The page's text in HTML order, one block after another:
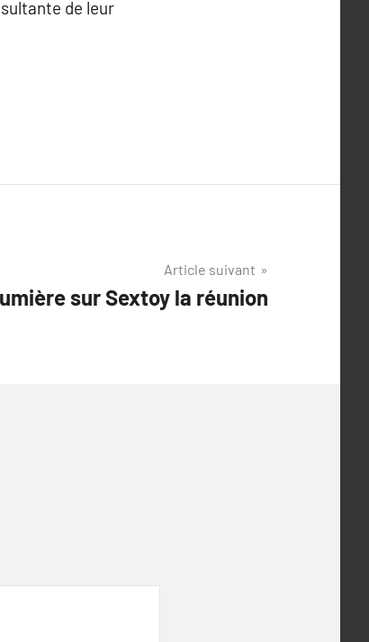
de leur
Article suivant
sur Sextoy la réunion